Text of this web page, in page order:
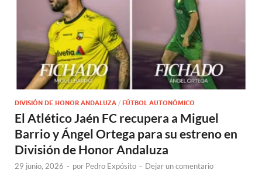
DIVISIÓN DE HONOR ANDALUZA / FÚTBOL AUTONÓMICO
El Atlético Jaén FC recupera a Miguel
Barrio y Ángel Ortega para su estreno en
División de Honor Andaluza
29 junio, 2026 - por Pedro Expósito - Dejar un comentario